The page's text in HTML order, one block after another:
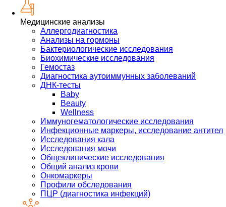
Медицинские анализы
Аллергодиагностика
Анализы на гормоны
Бактериологические исследования
Биохимические исследования
Гемостаз
Диагностика аутоиммунных заболеваний
ДНК-тесты
Baby
Beauty
Wellness
Иммуногематологические исследования
Инфекционные маркеры, исследование антител
Исследования кала
Исследования мочи
Общеклинические исследования
Общий анализ крови
Онкомаркеры
Профили обследования
ПЦР (диагностика инфекций)